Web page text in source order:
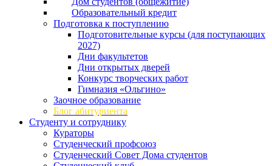
Образовательный кредит
Подготовка к поступлению
Подготовительные курсы (для поступающих
2027)
Дни факультетов
Дни открытых дверей
Конкурс творческих работ
Гимназия «Ольгино»
Заочное образование
Блог абитуриента
Студенту и сотруднику
Кураторы
Студенческий профсоюз
Студенческий Совет Дома студентов